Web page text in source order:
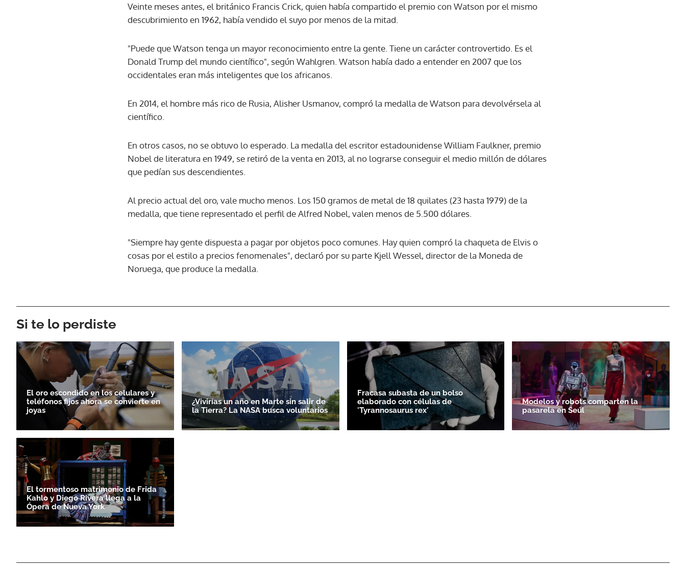
Veinte meses antes, el británico Francis Crick, quien había compartido el premio con Watson por el mismo
descubrimiento en 1962, había vendido el suyo por menos de la mitad.
"Puede que Watson tenga un mayor reconocimiento entre la gente. Tiene un carácter controvertido. Es el
Donald Trump del mundo científico", según Wahlgren. Watson había dado a entender en 2007 que los
occidentales eran más inteligentes que los africanos.
En 2014, el hombre más rico de Rusia, Alisher Usmanov, compró la medalla de Watson para devolvérsela al
científico.
En otros casos, no se obtuvo lo esperado. La medalla del escritor estadounidense William Faulkner, premio
Nobel de literatura en 1949, se retiró de la venta en 2013, al no lograrse conseguir el medio millón de dólares
que pedían sus descendientes.
Al precio actual del oro, vale mucho menos. Los 150 gramos de metal de 18 quilates (23 hasta 1979) de la
medalla, que tiene representado el perfil de Alfred Nobel, valen menos de 5.500 dólares.
"Siempre hay gente dispuesta a pagar por objetos poco comunes. Hay quien compró la chaqueta de Elvis o
cosas por el estilo a precios fenomenales", declaró por su parte Kjell Wessel, director de la Moneda de
Noruega, que produce la medalla.
Si te lo perdiste
El oro escondido en los celulares y
teléfonos fijos ahora se convierte en
joyas
¿Vivirías un año en Marte sin salir de
la Tierra? La NASA busca voluntarios
Fracasa subasta de un bolso
elaborado con células de
'Tyrannosaurus rex'
Modelos y robots comparten la
pasarela en Seúl
El tormentoso matrimonio de Frida
Kahlo y Diego Rivera llega a la
Ópera de Nueva York